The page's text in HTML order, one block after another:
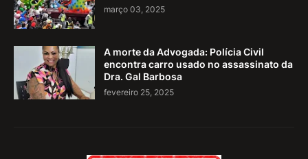
março 03, 2025
A morte da Advogada: Polícia Civil
encontra carro usado no assassinato da
Dra. Gal Barbosa
fevereiro 25, 2025